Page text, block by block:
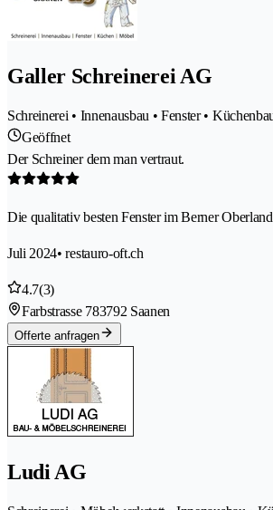
Galler Schreinerei AG
Schreinerei • Innenausbau • Fenster •
Geöffnet
Der Schreiner dem man vertraut.
Die qualitativ besten Fenster im Berner Oberland
Juli 2024• restauro-oft.ch
4.7(3)
Farbstrasse 783792 Saanen
Offerte anfragen
Ludi AG